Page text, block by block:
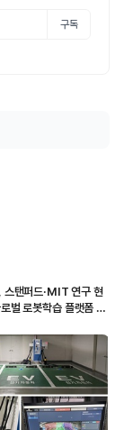
구독
스탠퍼드·MIT 연구 현
벌 로봇학습 플랫폼 입